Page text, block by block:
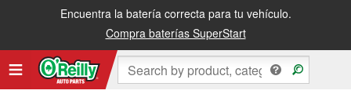
Encuentra la batería correcta para tu vehículo.
Compra baterías SuperStart